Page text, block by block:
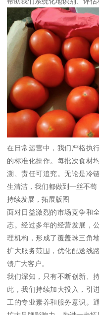
在日常运营中，我们严格执
的标准化操作。每批次食材
溯、责任可追究。无论是冷
生清洁，我们都做到一丝不苟
持续发展，拓展版图
面对日益激烈的市场竞争和
态。经过多年的经营发展，
理机构，形成了覆盖珠三角
扩大服务范围，优化配送线
馈广大客户。
我们深知，只有不断创新、
此，我们持续加大投入，引
工的专业素养和服务意识。